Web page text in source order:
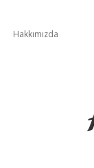
Hakkımızda